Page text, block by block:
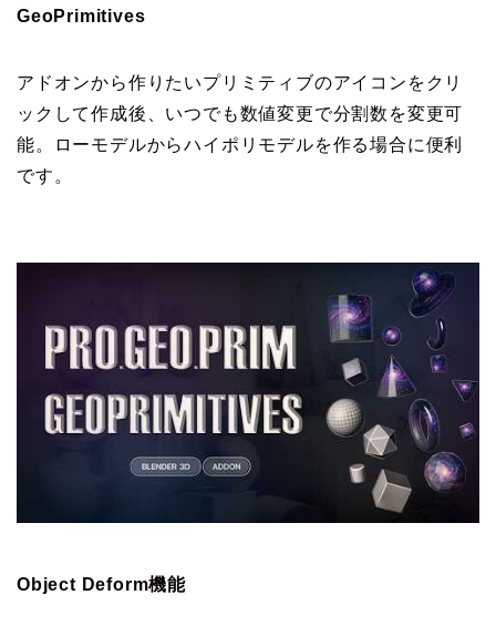
GeoPrimitives
アドオンから作りたいプリミティブのアイコンをクリ
ックして作成後、いつでも数値変更で分割数を変更可
能。ローモデルからハイポリモデルを作る場合に便利
です。
Object Deform機能